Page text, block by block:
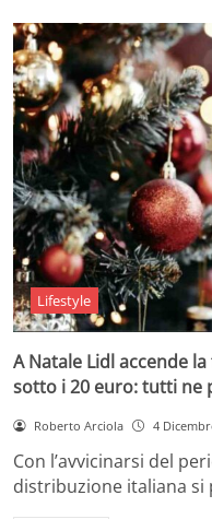
Lifestyle
A Natale Lidl accende
sotto i 20 euro: tutti ne
Roberto Arciola 4
Con l’avvicinarsi del
distribuzione italiana